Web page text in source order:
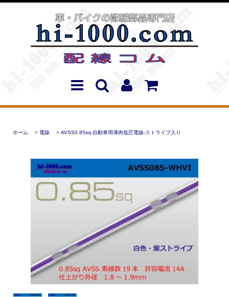
ホーム > 電線 > AVSS0.85sq-自動車用薄肉低圧電線-ストライプ入り